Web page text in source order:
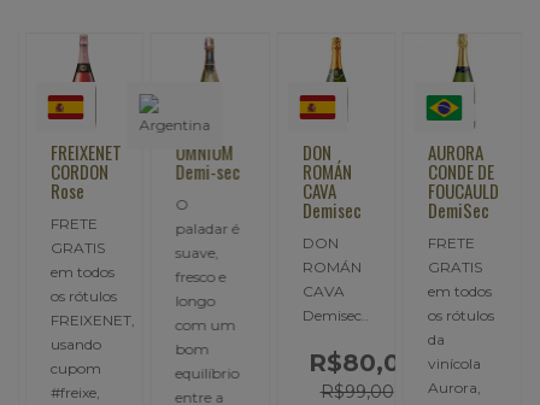
FREIXENET
CORDON
Rose
FRETE
GRATIS
em todos
os rótulos
FREIXENET,
usando
cupom
#freixe,
OMNIUM
Demi-sec
O
paladar é
suave,
fresco e
longo
com um
bom
equilíbrio
entre a
DON
ROMÁN
CAVA
Demisec
DON
ROMÁN
CAVA
Demisec..
R$80,00
R$99,00
AURORA
CONDE DE
FOUCAULD
DemiSec
FRETE
GRATIS
em todos
os rótulos
da
vinícola
Aurora,